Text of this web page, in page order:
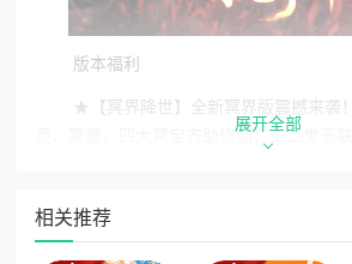
版本福利
★【冥界降世】全新冥界版震撼来袭
灵、冥器，四大冥宝齐助修仙；十二鬼王
★【修仙福地】转生必得百万红包，
礼，双重暴击
展开全部
相关推荐